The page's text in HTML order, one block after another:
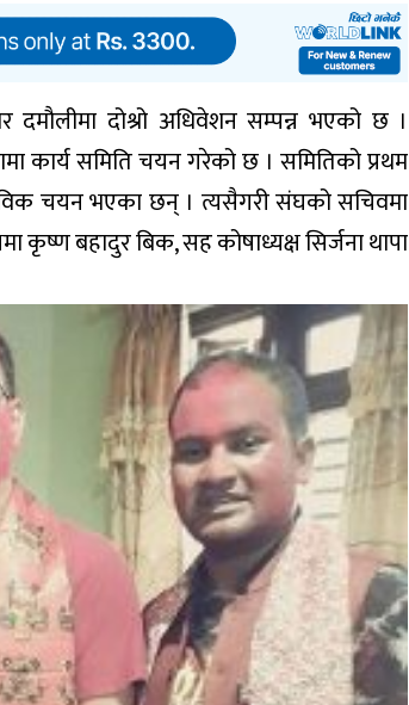
दोश्रो अधिवेशन सम्पन्न भएको छ ।
कार्य समिति चयन गरेको छ । समितिको प्रथम
विक चयन भएका छन् । त्यसैगरी संघको सचिवमा
कृष्ण बहादुर बिक, सह कोषाध्यक्ष सिर्जना थापा